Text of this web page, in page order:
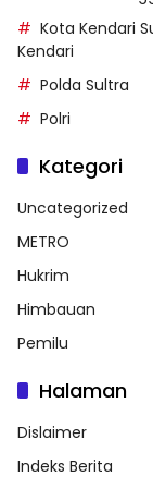
Kota Kendari
Kendari
Polda Sultra
Polri
Kategori
Uncategorized
METRO
Hukrim
Himbauan
Pemilu
Halaman
Dislaimer
Indeks Berita